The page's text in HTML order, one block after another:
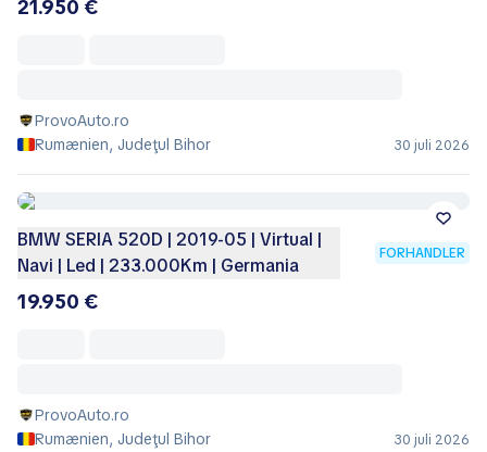
21.950 €
ProvoAuto.ro
Rumænien, Judeţul Bihor
30 juli 2026
BMW SERIA 520D | 2019-05 | Virtual |
Navi | Led | 233.000Km | Germania
FORHANDLER
19.950 €
ProvoAuto.ro
Rumænien, Judeţul Bihor
30 juli 2026